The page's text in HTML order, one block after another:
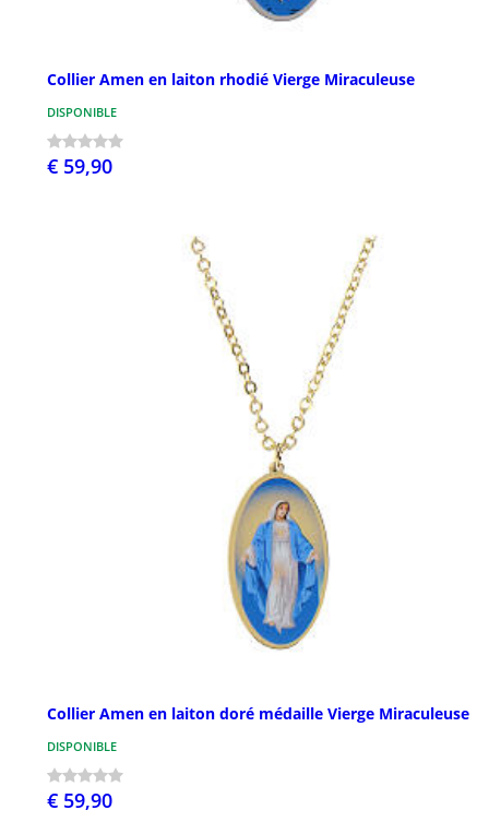
Collier Amen en laiton rhodié Vierge Miraculeuse
DISPONIBLE
€ 59,90
Collier Amen en laiton doré médaille Vierge Miraculeuse
DISPONIBLE
€ 59,90